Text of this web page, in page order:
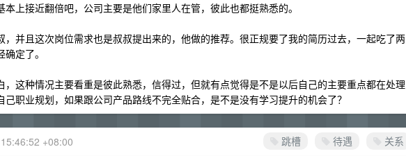
上接近翻倍吧，公司主要是他们家里人在管，彼此也都挺熟悉的。
，并且这次岗位需求也是叔叔提出来的，他做的推荐。很正规要了我的简历过去，一起吃了两
定了。
，这种情况主要看重是彼此熟悉，信得过，但就有点觉得是不是以后自己的主要重点都在处理
职业规划，如果跟公司产品路线不完全贴合，是不是没有学习提升的机会了？
跳槽 待遇 关系
+08:00